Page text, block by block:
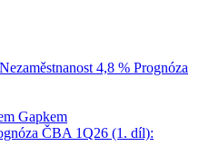
4,8 % Prognóza
Gapkem
ČBA 1Q26 (1. díl):